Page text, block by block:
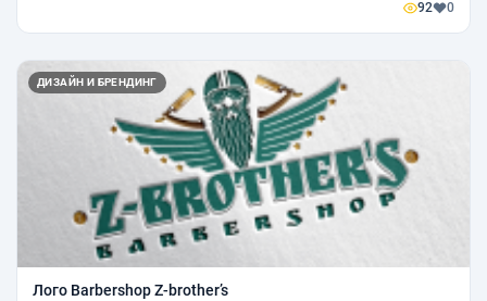
92 0
ДИЗАЙН И БРЕНДИНГ
Лого Barbershop Z-brother’s